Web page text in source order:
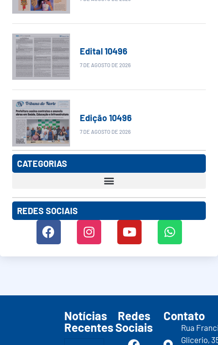
Edital 10496
7 DE AGOSTO DE 2026
Edição 10496
7 DE AGOSTO DE 2026
CATEGORIAS
REDES SOCIAIS
Notícias
Recentes
Redes
Sociais
Contato
Rua
Glicerio,